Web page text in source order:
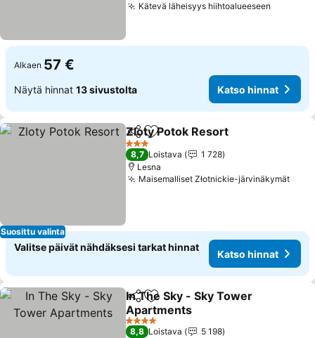
Kätevä läheisyys hiihtoalueeseen
Alkaen 57 €
Näytä hinnat 13 sivustolta Katso hinnat
Suosittu valinta
Jaa Lisää suosikkeihin
Zloty Potok Resort
3 Tähtiluokitus
8,7 Loistava
1 728
Lesna
Maisemalliset Złotnickie-järvinäkymät
Valitse päivät nähdäksesi tarkat hinnat
Katso hinnat
Jaa Lisää suosikkeihin
In The Sky - Sky Tower
Apartments
Katso hinnat
4 Tähtiluokitus
8,8 Loistava
5 198